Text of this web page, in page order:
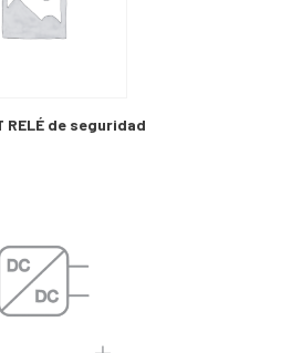
RELÉ de seguridad